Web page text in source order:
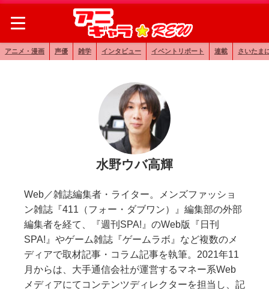
アニメ・漫画 声優 雑学 インタビュー イベントリポート 連載 さいたま
水野ウバ高輝
Web／雑誌編集者・ライター。メンズファッショ
ン雑誌『411（フォー・ダブワン）』編集部の外部
編集者を経て、『週刊SPA!』のWeb版『日刊
SPA!』やゲーム雑誌『ゲームラボ』など複数のメ
ディアで取材記事・コラム記事を執筆。2021年11
月からは、大手通信会社が運営するマネー系Web
メディアにてコンテンツディレクターを担当し、記